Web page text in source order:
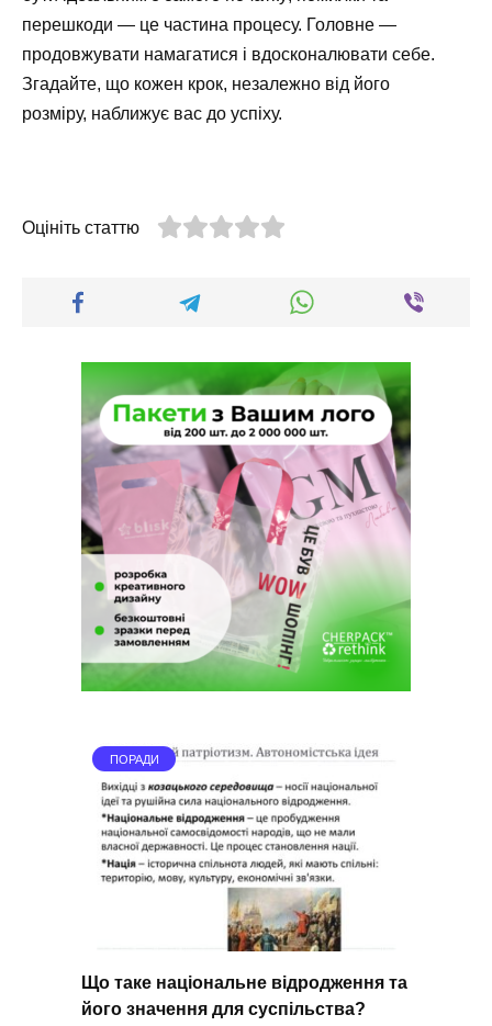
перешкоди — це частина процесу. Головне —
продовжувати намагатися і вдосконалювати себе.
Згадайте, що кожен крок, незалежно від його
розміру, наближує вас до успіху.
Оцініть статтю
ПОРАДИ
Що таке національне відродження та
його значення для суспільства?